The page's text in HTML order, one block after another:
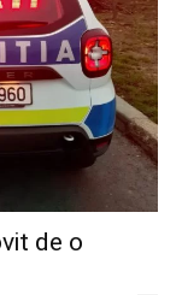
de o